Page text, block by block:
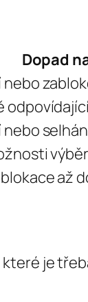
Dopad
až
je